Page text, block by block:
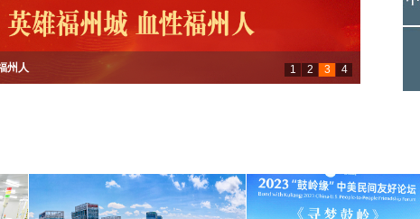
州人 1 2 3 4